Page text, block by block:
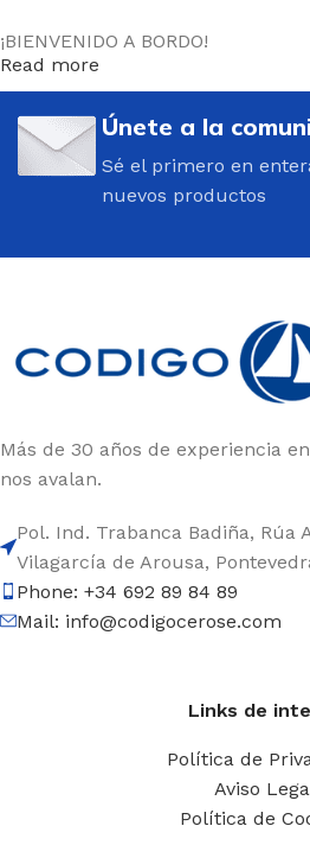
¡BIENVENIDO A BORDO!
Read more
Únete a la
Sé el primero en
nuevos productos
Más de 30 años de experiencia
nos avalan.
Pol. Ind. Trabanca Badiña, Rúa
Vilagarcía de Arousa,
Phone: +34 692 89 84 89
Mail: info@codigocerose.com
Links de
Política de
Aviso
Política de